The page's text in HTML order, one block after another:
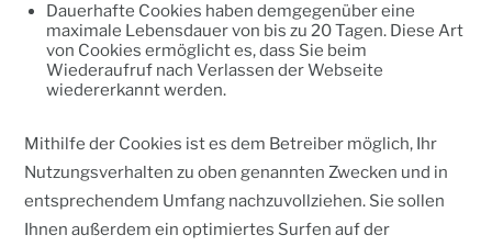
Dauerhafte Cookies haben demgegenüber eine
maximale Lebensdauer von bis zu 20 Tagen. Diese Art
von Cookies ermöglicht es, dass Sie beim
Wiederaufruf nach Verlassen der Webseite
wiedererkannt werden.
Mithilfe der Cookies ist es dem Betreiber möglich, Ihr
Nutzungsverhalten zu oben genannten Zwecken und in
entsprechendem Umfang nachzuvollziehen. Sie sollen
Ihnen außerdem ein optimiertes Surfen auf der